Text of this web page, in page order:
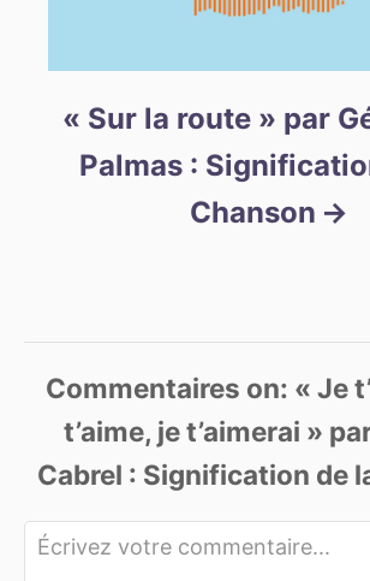
« Sur la route » par
Palmas :
Chanson
Commentaires